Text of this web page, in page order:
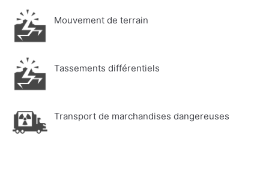
Mouvement de terrain
Tassements différentiels
Transport de marchandises dangereuses